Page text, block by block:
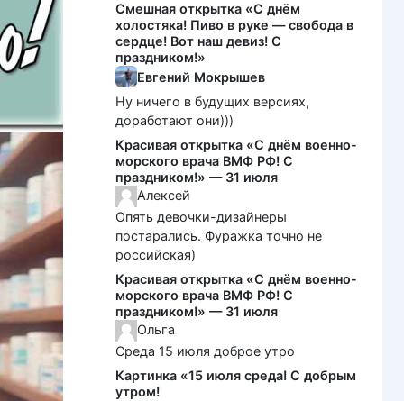
Смешная открытка «С днём
холостяка! Пиво в руке — свобода в
сердце! Вот наш девиз! С
праздником!»
Евгений Мокрышев
Ну ничего в будущих версиях,
доработают они)))
Красивая открытка «С днём военно-
морского врача ВМФ РФ! С
праздником!» — 31 июля
Алексей
Опять девочки-дизайнеры
постарались. Фуражка точно не
российская)
Красивая открытка «С днём военно-
морского врача ВМФ РФ! С
праздником!» — 31 июля
Ольга
Среда 15 июля доброе утро
Картинка «15 июля среда! С добрым
утром!